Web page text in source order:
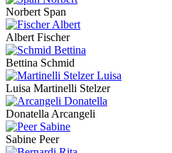
Norbert Span
Albert Fischer
Bettina Schmid
Luisa Martinelli Stelzer
Donatella Arcangeli
Sabine Peer